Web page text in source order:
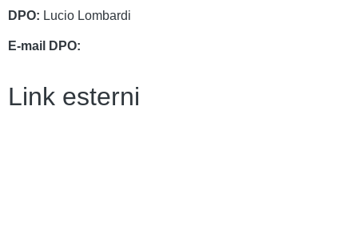
DPO: Lucio Lombardi
E-mail DPO:
Link esterni